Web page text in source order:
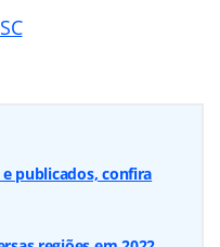
publicados, confira